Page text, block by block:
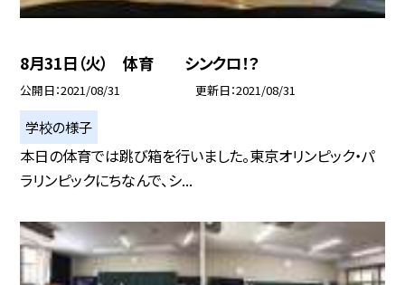
8月31日（火） 体育 シンクロ！？
公開日 2021/08/31 更新日 2021/08/31
学校の様子
本日の体育では跳び箱を行いました。東京オリンピック・パ
ラリンピックにちなんで、シ...